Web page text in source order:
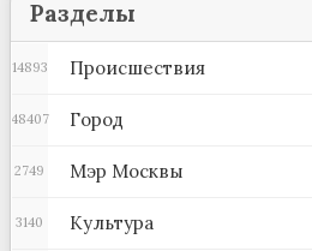
Разделы
Происшествия
14893
Город
48407
Мэр Москвы
2749
Культура
3140